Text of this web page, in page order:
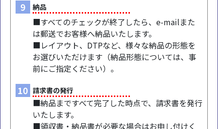
9 納品
■すべてのチェックが終了したら、e-mailまた
は郵送でお客様へ納品いたします。
■レイアウト、DTPなど、様々な納品の形態を
お選びいただけます（納品形態については、事
前にご指定ください）。
10 請求書の発行
■納品まですべて完了した時点で、請求書を発行
いたします。
■領収書・納品書が必要な場合はお申し付けく